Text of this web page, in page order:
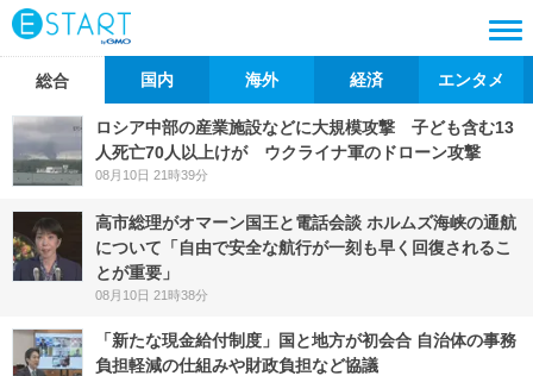
総合 国内 海外 経済 エンタメ
ロシア中部の産業施設などに大規模攻撃 子ども含む13
人死亡70人以上けが ウクライナ軍のドローン攻撃
08月10日 21時39分
高市総理がオマーン国王と電話会談 ホルムズ海峡の通航
について「自由で安全な航行が一刻も早く回復されるこ
とが重要」
08月10日 21時38分
「新たな現金給付制度」国と地方が初会合 自治体の事務
負担軽減の仕組みや財政負担など協議